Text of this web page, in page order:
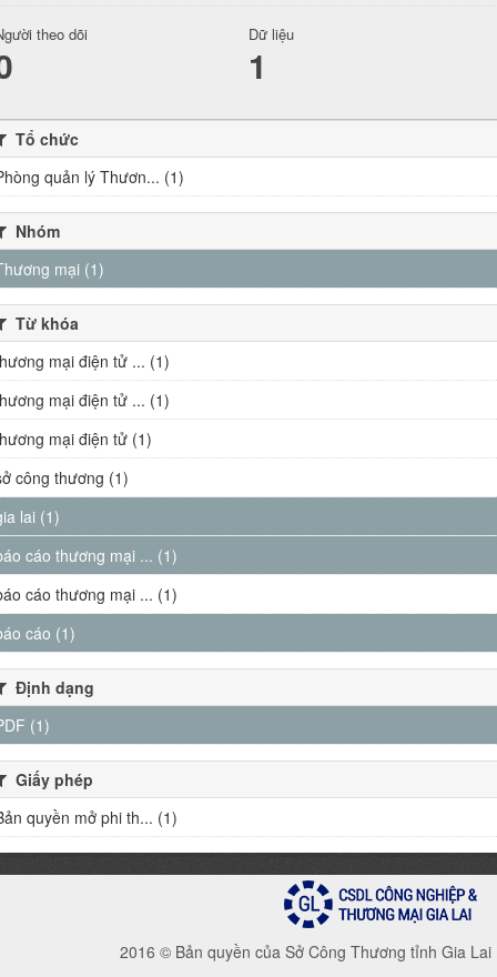
theo dõi Dữ liệu
1
Tổ chức
quản lý Thươn... (1)
Nhóm
mại (1)
Từ khóa
mại điện tử ... (1)
mại điện tử ... (1)
mại điện tử (1)
công thương (1)
lai (1)
cáo thương mại ... (1)
cáo thương mại ... (1)
cáo (1)
Định dạng
(1)
Giấy phép
quyền mở phi th... (1)
2016 © Bản quyền của Sở Công Thương tỉnh Gia Lai